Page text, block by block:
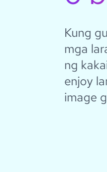
Kung
mga
ng
enjoy
image